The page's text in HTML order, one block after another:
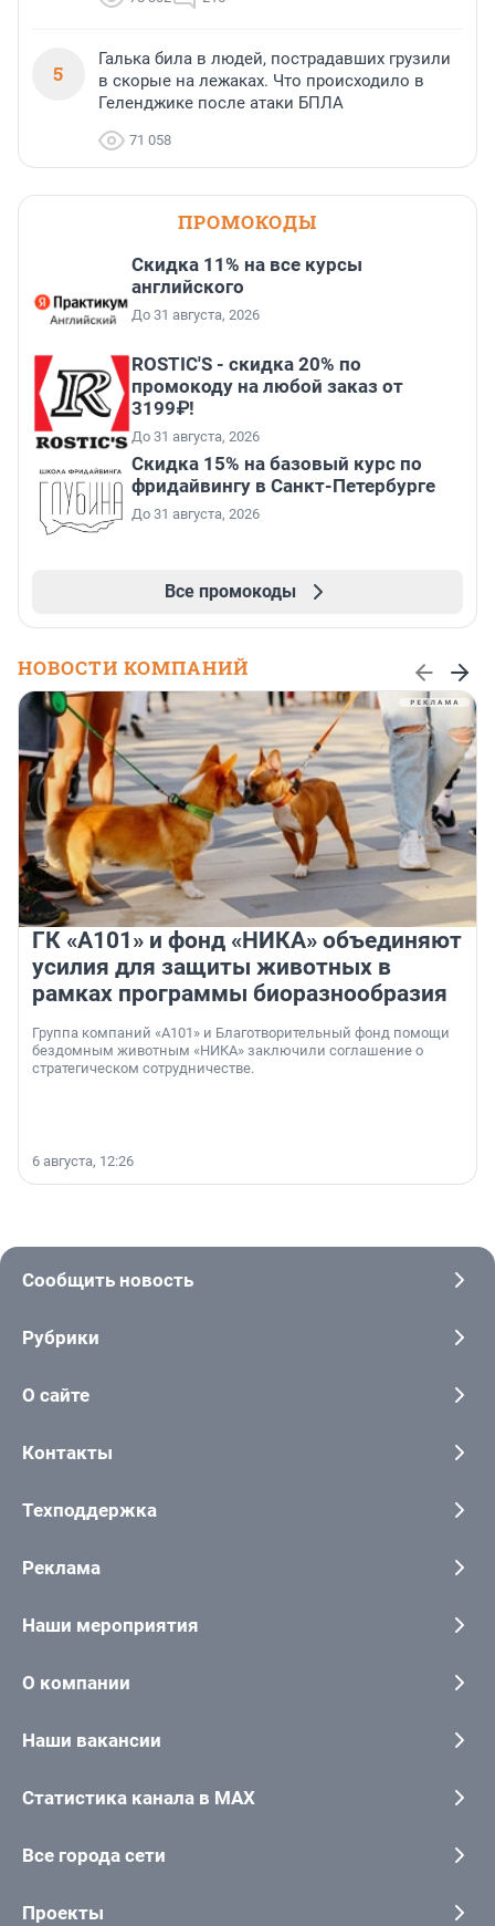
5
Галька била в людей, пострадавших грузили
в скорые на лежаках. Что происходило в
Геленджике после атаки БПЛА
71 058
ПРОМОКОДЫ
Скидка 11% на все курсы
английского
До 31 августа, 2026
ROSTIC'S - скидка 20% по
промокоду на любой заказ от
3199₽!
До 31 августа, 2026
Скидка 15% на базовый курс по
фридайвингу в Санкт-Петербурге
До 31 августа, 2026
Все промокоды
НОВОСТИ КОМПАНИЙ
ГК «А101» и фонд «НИКА» объединяют
усилия для защиты животных в
рамках программы биоразнообразия
Группа компаний «А101» и Благотворительный фонд помощи
бездомным животным «НИКА» заключили соглашение о
стратегическом сотрудничестве.
6 августа, 12:26
Сообщить новость
Рубрики
О сайте
Контакты
Техподдержка
Реклама
Наши мероприятия
О компании
Наши вакансии
Статистика канала в MAX
Все города сети
Проекты